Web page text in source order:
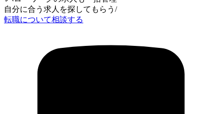
自分に合う求人を探してもらう /
転職について相談する